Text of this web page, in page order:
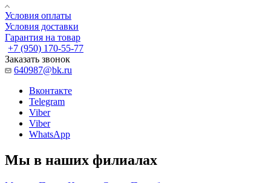
Условия оплаты
Условия доставки
Гарантия на товар
+7 (950) 170-55-77
Заказать звонок
640987@bk.ru
Вконтакте
Telegram
Viber
Viber
WhatsApp
Мы в наших филиалах